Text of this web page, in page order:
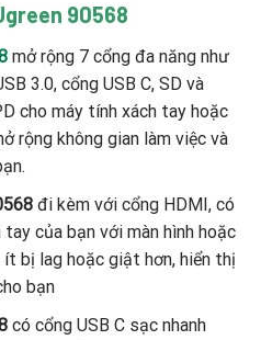
90568
mở rộng 7 cổng đa năng như
3.0, cổng USB C, SD và
cho máy tính xách tay hoặc
rộng không gian làm việc và
đi kèm với cổng HDMI, có
của bạn với màn hình hoặc
bị lag hoặc giật hơn, hiển thị
bạn
có cổng USB C sạc nhanh